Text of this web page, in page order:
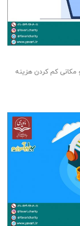
كم كردن هزينه